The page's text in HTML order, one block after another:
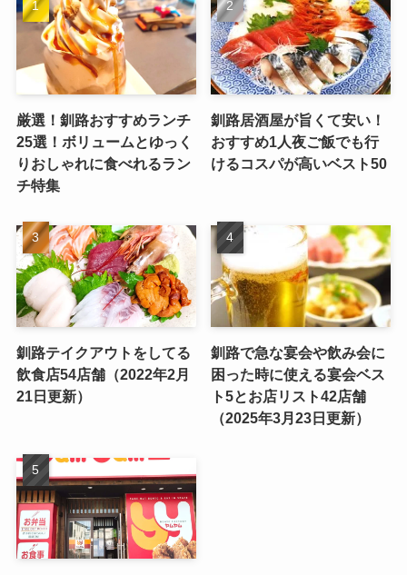
厳選！釧路おすすめランチ
25選！ボリュームとゆっく
りおしゃれに食べれるラン
チ特集
釧路居酒屋が旨くて安い！
おすすめ1人夜ご飯でも行
けるコスパが高いベスト50
釧路テイクアウトをしてる
飲食店54店舗（2022年2月
21日更新）
釧路で急な宴会や飲み会に
困った時に使える宴会ベス
ト5とお店リスト42店舗
（2025年3月23日更新）